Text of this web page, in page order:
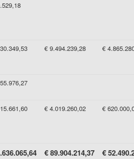
€ 9.494.239,28 €
€ 4.019.260,02 €
€ 89.904.214,37 €